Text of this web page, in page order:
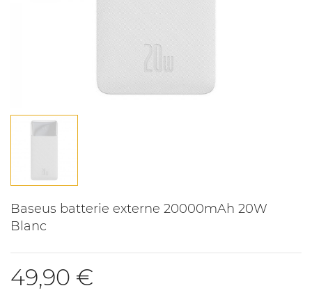
Baseus batterie externe 20000mAh 20W
Blanc
49,90 €